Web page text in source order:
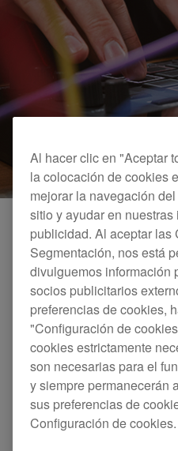
16 PADS LED
Cambia instantáneamente
los 16 pads multicolor.
independientes, puedes
funciones creativas.
grabar patrones por pasos.
actuaciones con el modo
variando la fuerza de tus
INTERPOLACIÓN
Al hacer clic en "Aceptar
la colocación de cookies
mejorar la navegación
sitio y ayudar en
publicidad. Al aceptar las
Segmentación, nos está
divulguemos información
socios publicitarios
preferencias de cookies,
"Configuración de
cookies estrictamente
son necesarias para el
y siempre permanecerán
sus preferencias de
Configuración de cookies.